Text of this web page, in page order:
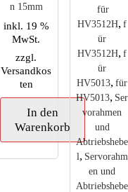
n 15mm
inkl. 19 %
MwSt.
zzgl.
Versandkos
ten
In den
Warenkorb
für
HV3512H, f
ür
HV3512H, f
ür
HV5013, für
HV5013, Ser
vorahmen
und
Abtriebshebe
l, Servorahm
en und
Abtriebshebe